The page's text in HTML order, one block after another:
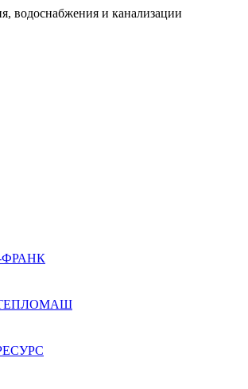
водоснабжения и канализации